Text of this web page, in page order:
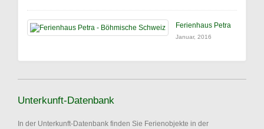
Ferienhaus Petra
Januar, 2016
Unterkunft-Datenbank
In der Unterkunft-Datenbank finden Sie Ferienobjekte in der